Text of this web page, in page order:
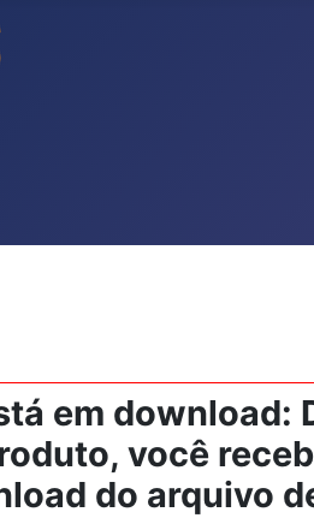
em download:
você
do arquivo